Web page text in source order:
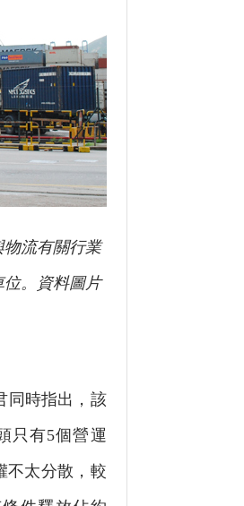
流有關行業
。資料圖片
時指出，該
只有5個營運
不太分散，較